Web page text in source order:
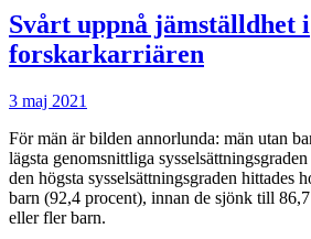
Svårt uppnå jämställdhet i
forskarkarriären
3 maj 2021
För män är bilden annorlunda: män utan
lägsta genomsnittliga
den högsta sysselsättningsgraden hittades
barn (92,4 procent), innan de sjönk till
eller fler barn.